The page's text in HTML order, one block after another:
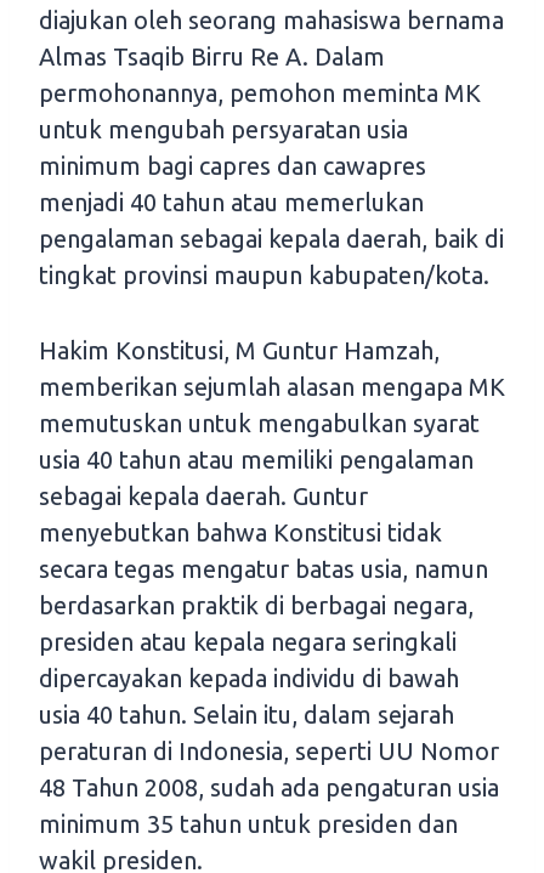
diajukan oleh seorang mahasiswa bernama
Almas Tsaqib Birru Re A. Dalam
permohonannya, pemohon meminta MK
untuk mengubah persyaratan usia
minimum bagi capres dan cawapres
menjadi 40 tahun atau memerlukan
pengalaman sebagai kepala daerah, baik di
tingkat provinsi maupun kabupaten/kota.
Hakim Konstitusi, M Guntur Hamzah,
memberikan sejumlah alasan mengapa MK
memutuskan untuk mengabulkan syarat
usia 40 tahun atau memiliki pengalaman
sebagai kepala daerah. Guntur
menyebutkan bahwa Konstitusi tidak
secara tegas mengatur batas usia, namun
berdasarkan praktik di berbagai negara,
presiden atau kepala negara seringkali
dipercayakan kepada individu di bawah
usia 40 tahun. Selain itu, dalam sejarah
peraturan di Indonesia, seperti UU Nomor
48 Tahun 2008, sudah ada pengaturan usia
minimum 35 tahun untuk presiden dan
wakil presiden.